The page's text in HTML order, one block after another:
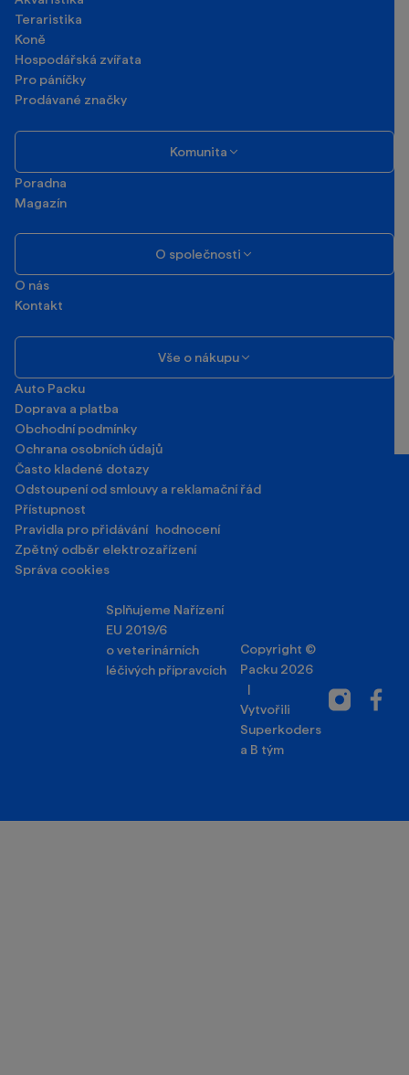
Teraristika
Koně
Hospodářská zvířata
Pro páníčky
Prodávané značky
Komunita
Poradna
Magazín
O společnosti
O nás
Kontakt
Vše o nákupu
Auto Packu
Doprava a platba
Obchodní podmínky
Ochrana osobních údajů
Často kladené dotazy
Odstoupení od smlouvy a reklamační řád
Přístupnost
Pravidla pro přidávání hodnocení
Zpětný odběr elektrozařízení
Správa cookies
Splňujeme Nařízení
EU 2019/6
o veterinárních
léčivých přípravcích
Copyright ©
Packu 2026
|
Vytvořili
Superkoders
a B tým
Instagram